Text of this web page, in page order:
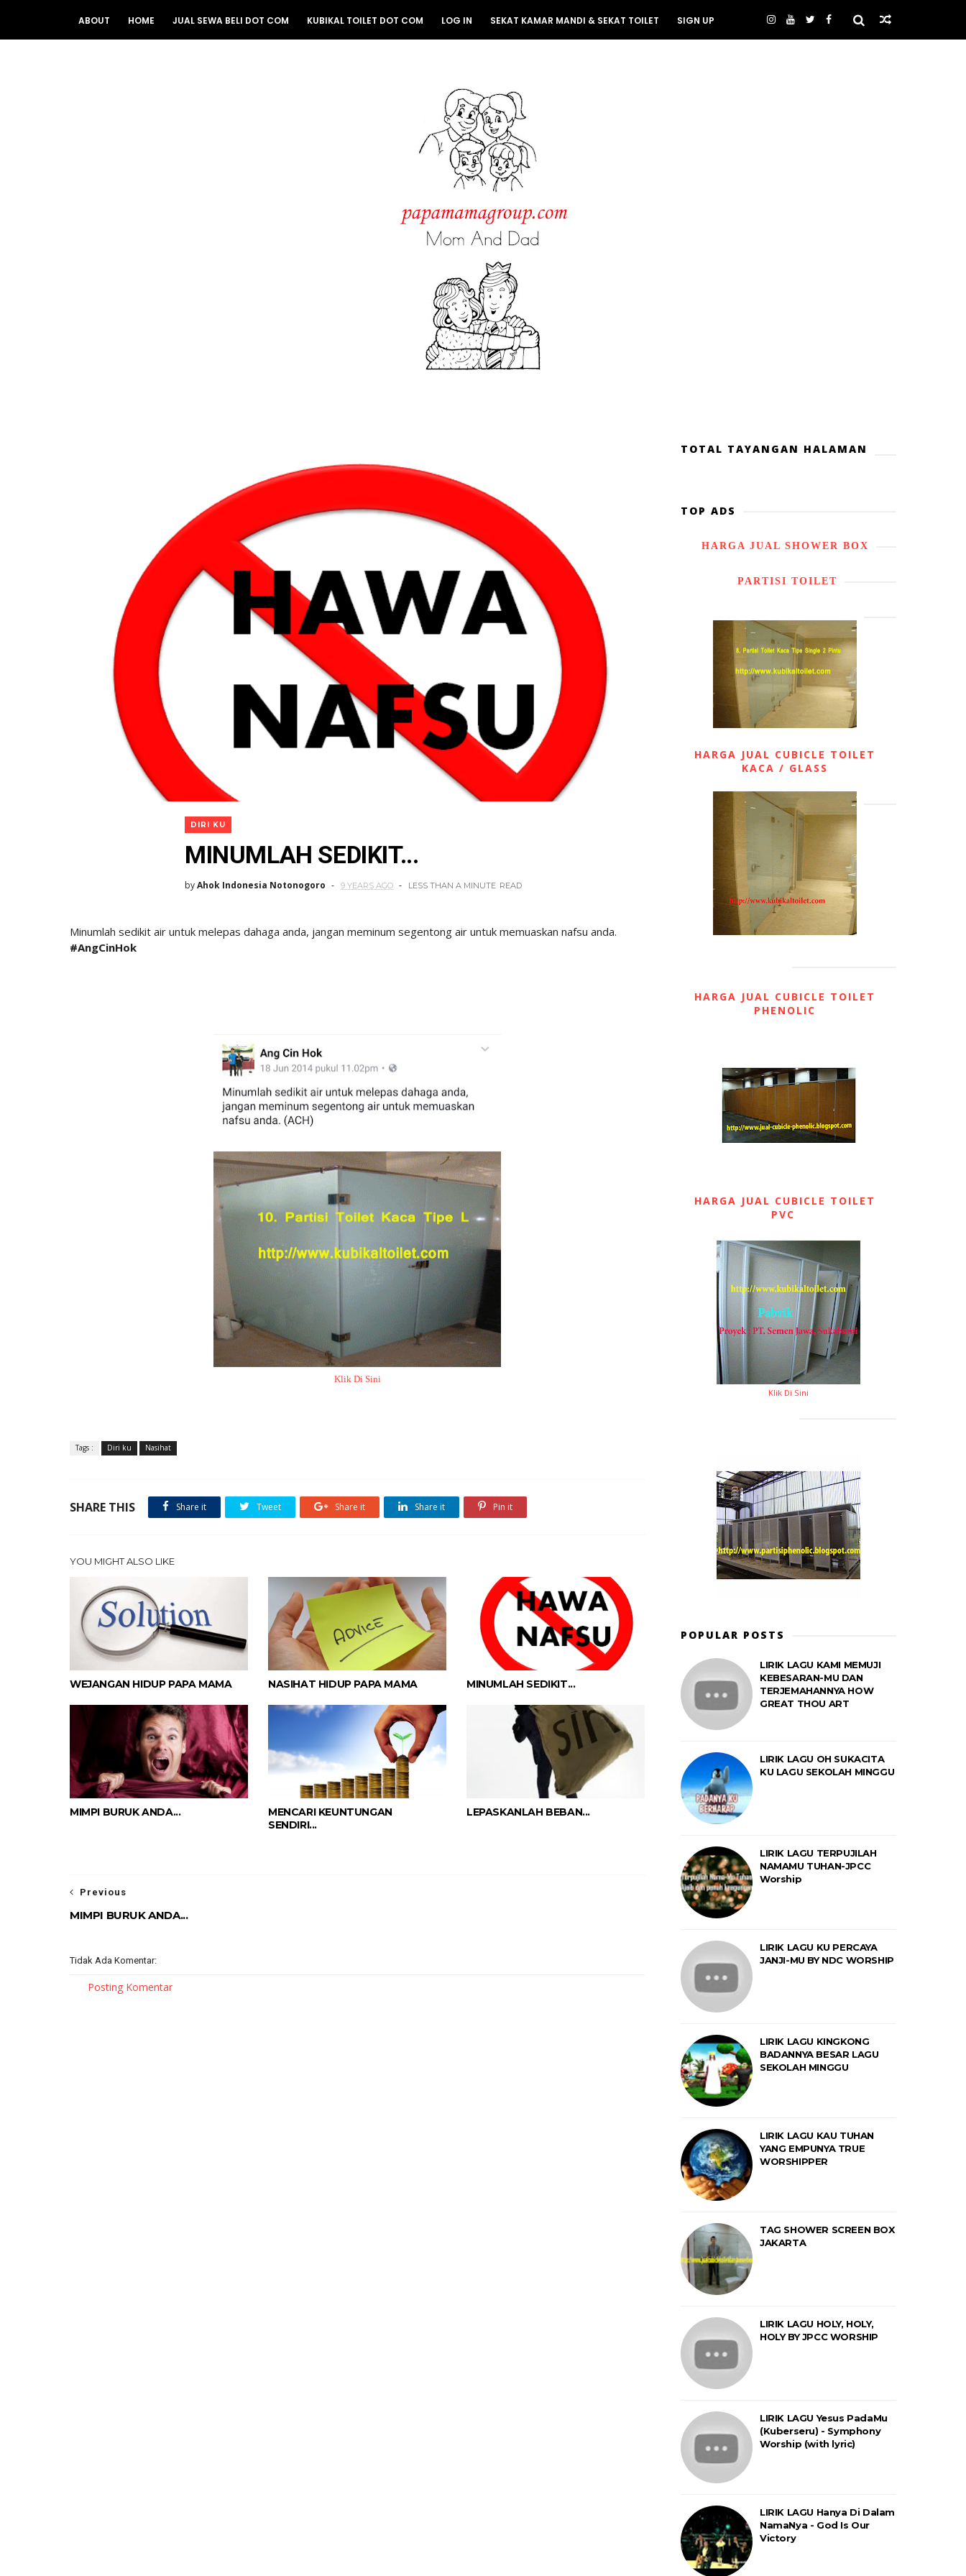
ABOUT HOME JUAL SEWA BELI DOT COM KUBIKAL TOILET DOT COM LOG IN SEKAT KAMAR MANDI & SEKAT TOILET SIGN UP
DIRI KU
MINUMLAH SEDIKIT...
byAhok Indonesia Notonogoro 9 YEARS AGO LESS THAN A MINUTE READ
Minumlah sedikit air untuk melepas dahaga anda, jangan meminum segentong air untuk memuaskan nafsu anda.
#AngCinHok
Klik Di Sini
Tags : Diri ku Nasihat
SHARE THIS Share it Tweet Share it Share it Pin it
YOU MIGHT ALSO LIKE
WEJANGAN HIDUP PAPA MAMA NASIHAT HIDUP PAPA MAMA MINUMLAH SEDIKIT...
MIMPI BURUK ANDA...
MENCARI KEUNTUNGAN
SENDIRI...
LEPASKANLAH BEBAN...
Previous
MIMPI BURUK ANDA...
Tidak Ada Komentar:
Posting Komentar
TOTAL TAYANGAN HALAMAN
TOP ADS
HARGA JUAL SHOWER BOX
PARTISI TOILET
HARGA JUAL CUBICLE TOILET
KACA / GLASS
HARGA JUAL CUBICLE TOILET
PHENOLIC
HARGA JUAL CUBICLE TOILET
PVC
Klik Di Sini
POPULAR POSTS
LIRIK LAGU KAMI MEMUJI
KEBESARAN-MU DAN
TERJEMAHANNYA HOW
GREAT THOU ART
LIRIK LAGU OH SUKACITA
KU LAGU SEKOLAH MINGGU
LIRIK LAGU TERPUJILAH
NAMAMU TUHAN-JPCC
Worship
LIRIK LAGU KU PERCAYA
JANJI-MU BY NDC WORSHIP
LIRIK LAGU KINGKONG
BADANNYA BESAR LAGU
SEKOLAH MINGGU
LIRIK LAGU KAU TUHAN
YANG EMPUNYA TRUE
WORSHIPPER
TAG SHOWER SCREEN BOX
JAKARTA
LIRIK LAGU HOLY, HOLY,
HOLY BY JPCC WORSHIP
LIRIK LAGU Yesus PadaMu
(Kuberseru) - Symphony
Worship (with lyric)
LIRIK LAGU Hanya Di Dalam
NamaNya - God Is Our
Victory